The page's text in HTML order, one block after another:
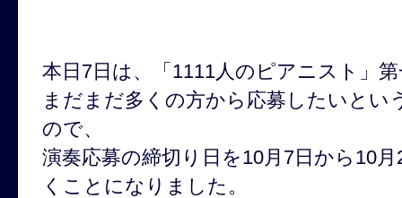
本日7日は、「1111人のピアニスト」
まだまだ多くの方から応募したいとい
ので、
演奏応募の締切り日を10月7日から10
くことになりました。